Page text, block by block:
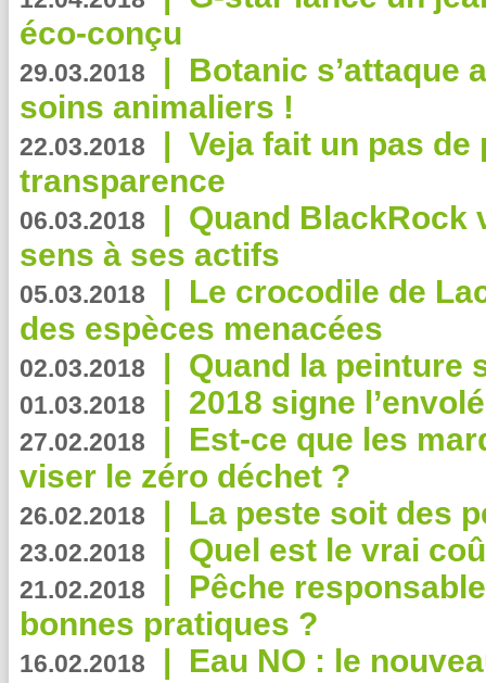
éco-conçu
29.03.2018 | Botanic s’attaque
soins animaliers !
22.03.2018 | Veja fait un pas de
transparence
06.03.2018 | Quand BlackRock
sens à ses actifs
05.03.2018 | Le crocodile de
des espèces menacées
02.03.2018 | Quand la peinture
01.03.2018 | 2018 signe
27.02.2018 | Est-ce que les
viser le zéro déchet ?
26.02.2018 | La peste soit des
23.02.2018 | Quel est le vrai
21.02.2018 | Pêche
bonnes pratiques ?
16.02.2018 | Eau NO : le